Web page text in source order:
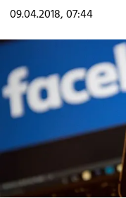
09.04.2018, 07:44